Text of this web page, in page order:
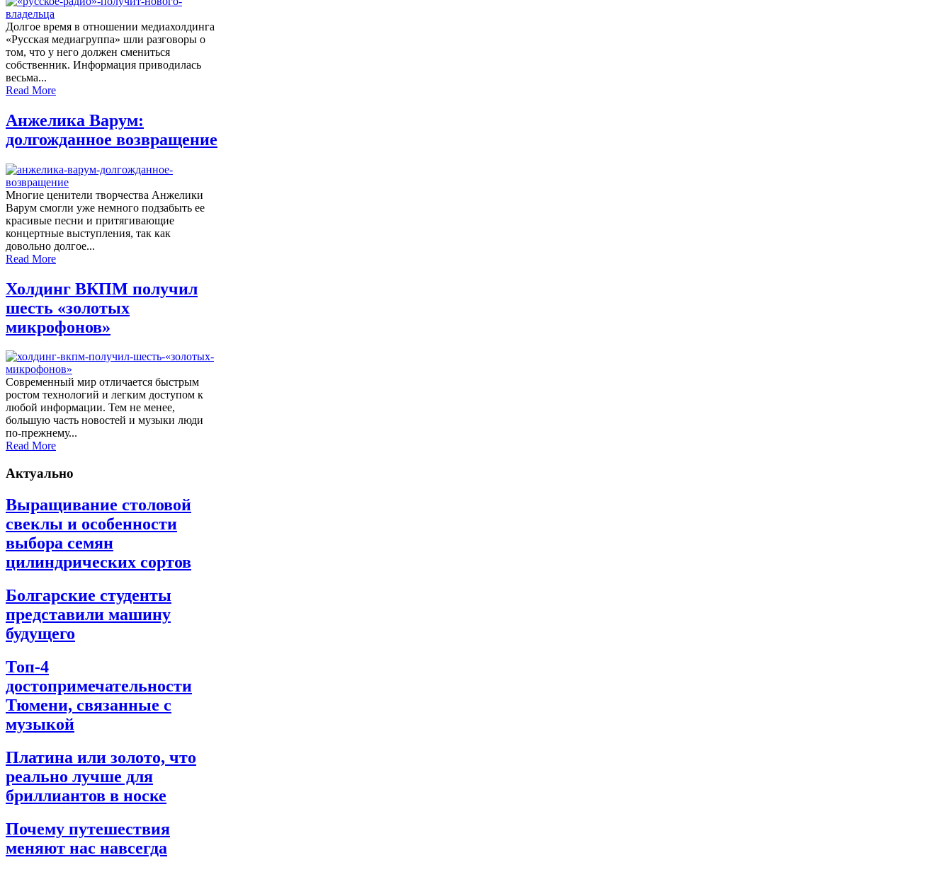
Долгое время в отношении медиахолдинга
«Русская медиагруппа» шли разговоры о
том, что у него должен смениться
собственник. Информация приводилась
весьма...
Read More
Анжелика Варум:
долгожданное возвращение
Многие ценители творчества Анжелики
Варум смогли уже немного подзабыть ее
красивые песни и притягивающие
концертные выступления, так как
довольно долгое...
Read More
Холдинг ВКПМ получил
шесть «золотых
микрофонов»
Современный мир отличается быстрым
ростом технологий и легким доступом к
любой информации. Тем не менее,
большую часть новостей и музыки люди
по-прежнему...
Read More
Актуально
Выращивание столовой
свеклы и особенности
выбора семян
цилиндрических сортов
Болгарские студенты
представили машину
будущего
Топ-4
достопримечательности
Тюмени, связанные с
музыкой
Платина или золото, что
реально лучше для
бриллиантов в носке
Почему путешествия
меняют нас навсегда